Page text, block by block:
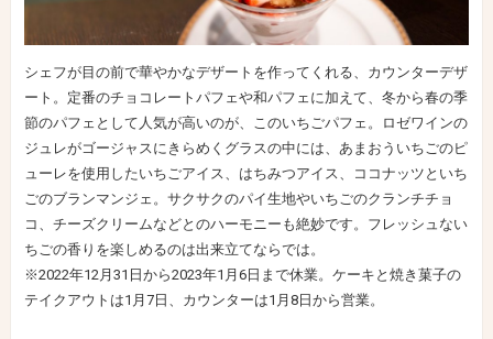
シェフが目の前で華やかなデザートを作ってくれる、カウンターデザ
ート。定番のチョコレートパフェや和パフェに加えて、冬から春の季
節のパフェとして人気が高いのが、このいちごパフェ。ロゼワインの
ジュレがゴージャスにきらめくグラスの中には、あまおういちごのピ
ューレを使用したいちごアイス、はちみつアイス、ココナッツといち
ごのブランマンジェ。サクサクのパイ生地やいちごのクランチチョ
コ、チーズクリームなどとのハーモニーも絶妙です。フレッシュない
ちごの香りを楽しめるのは出来立てならでは。
※2022年12月31日から2023年1月6日まで休業。ケーキと焼き菓子の
テイクアウトは1月7日、カウンターは1月8日から営業。